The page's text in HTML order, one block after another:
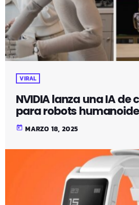
VIRAL
NVIDIA lanza una IA de
para robots
today MARZO 18, 2025